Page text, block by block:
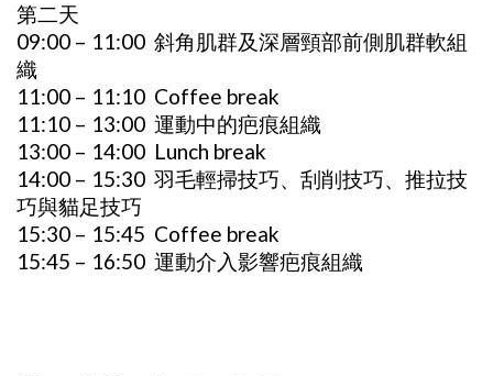
第二天
09:00 – 11:00 斜角肌群及深層頸部前側肌群軟組
織
11:00 – 11:10 Coffee break
11:10 – 13:00 運動中的疤痕組織
13:00 – 14:00 Lunch break
14:00 – 15:30 羽毛輕掃技巧、刮削技巧、推拉技
巧與貓足技巧
15:30 – 15:45 Coffee break
15:45 – 16:50 運動介入影響疤痕組織